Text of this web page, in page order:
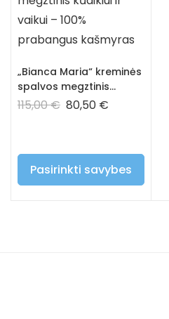
„Bianca Maria“ kreminės
spalvos megztinis
kūdikiui ir vaikui – 100%
115,00€ 80,50 €
Pasirinkti savybes